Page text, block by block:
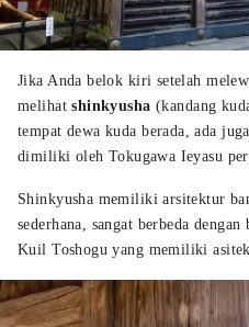
Jika Anda belok kiri setelah
melihatshinkyusha (kandang
tempat dewa kuda berada, ada
dimiliki oleh Tokugawa Ieyasu
Shinkyusha memiliki arsitektur
sederhana, sangat berbeda
Kuil Toshogu yang memiliki